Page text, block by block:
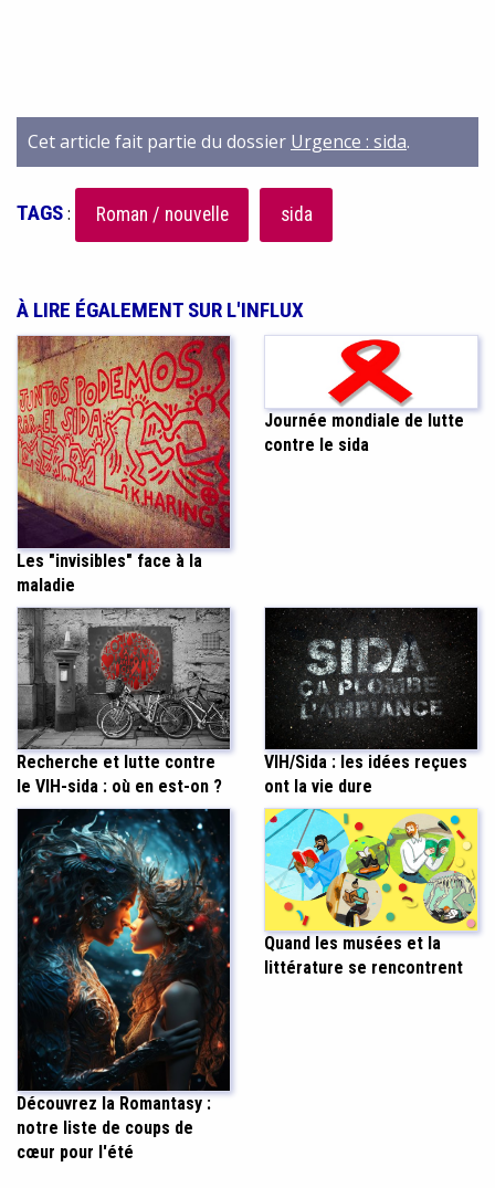
Cet article fait partie du dossier Urgence : sida.
TAGS: Roman / nouvelle sida
À LIRE ÉGALEMENT SUR L'INFLUX
Les "invisibles" face à la
maladie
Journée mondiale de lutte
contre le sida
Recherche et lutte contre
le VIH-sida : où en est-on ?
VIH/Sida : les idées reçues
ont la vie dure
Découvrez la Romantasy :
notre liste de coups de
cœur pour l'été
Quand les musées et la
littérature se rencontrent